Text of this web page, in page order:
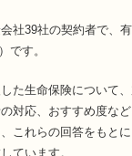
社39社の契約者で、
です。
た生命保険について
対応、おすすめ度な
これらの回答をもと
ています。